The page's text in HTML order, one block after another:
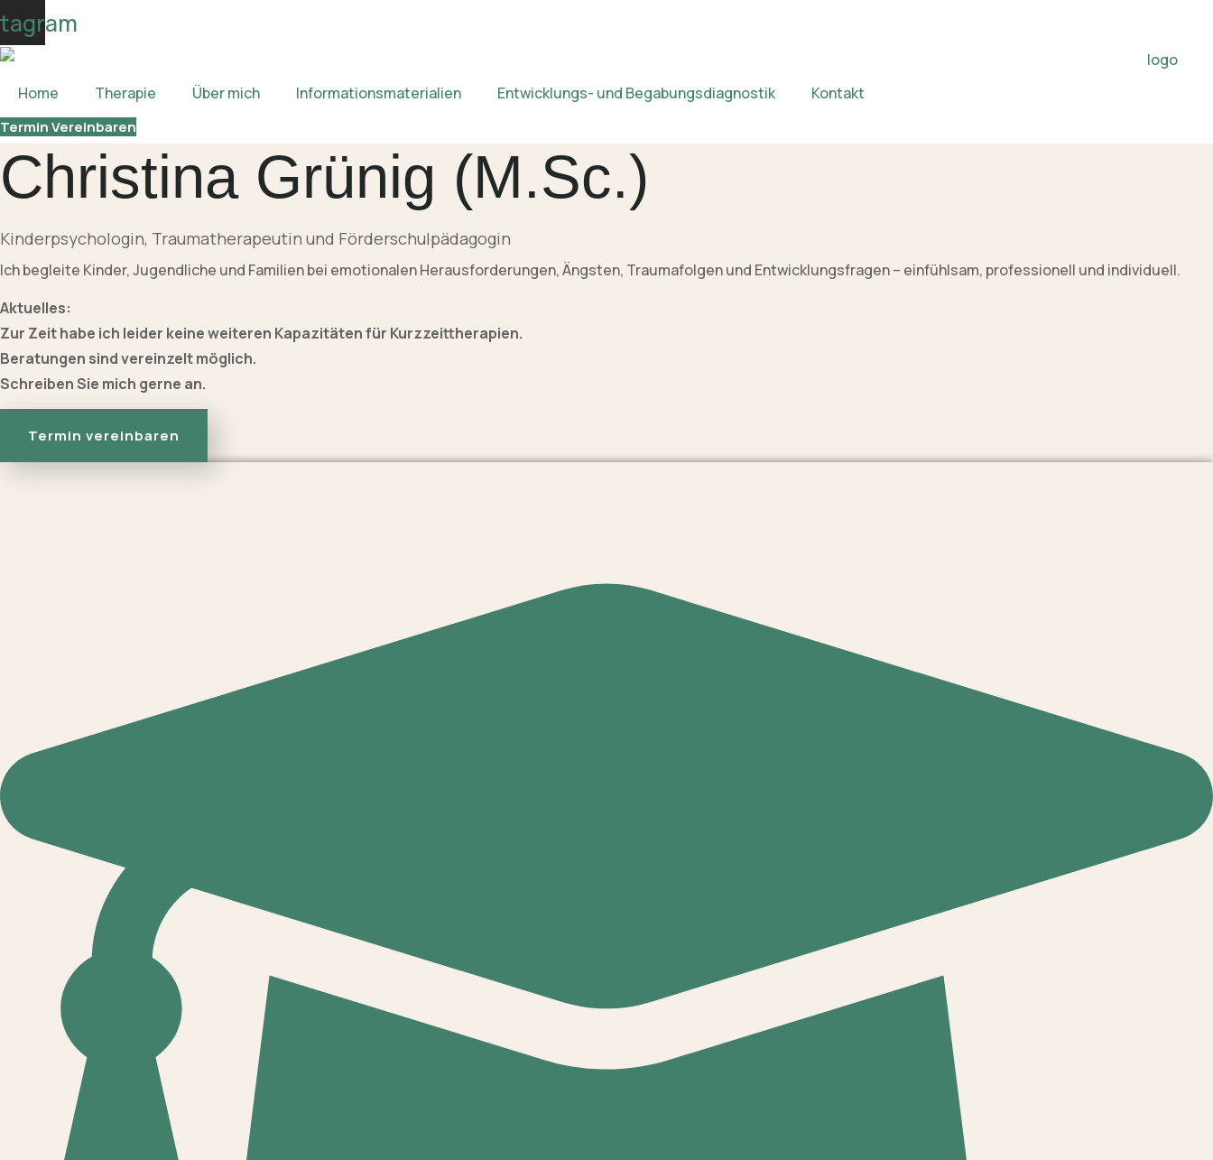
Skip
to
content
Home Therapie Über mich Informationsmaterialien Entwicklungs- und Begabungsdiagnostik Kontakt
Termin Vereinbaren
Christina Grünig (M.Sc.)
Kinderpsychologin, Traumatherapeutin und Förderschulpädagogin
Ich begleite Kinder, Jugendliche und Familien bei emotionalen Herausforderungen, Ängsten, Traumafolgen und Entwicklungsfragen – einfühlsam, professionell und individuell.
Aktuelles:
Zur Zeit habe ich leider keine weiteren Kapazitäten für Kurzzeittherapien.
Beratungen sind vereinzelt möglich.
Schreiben Sie mich gerne an.
Termin vereinbaren